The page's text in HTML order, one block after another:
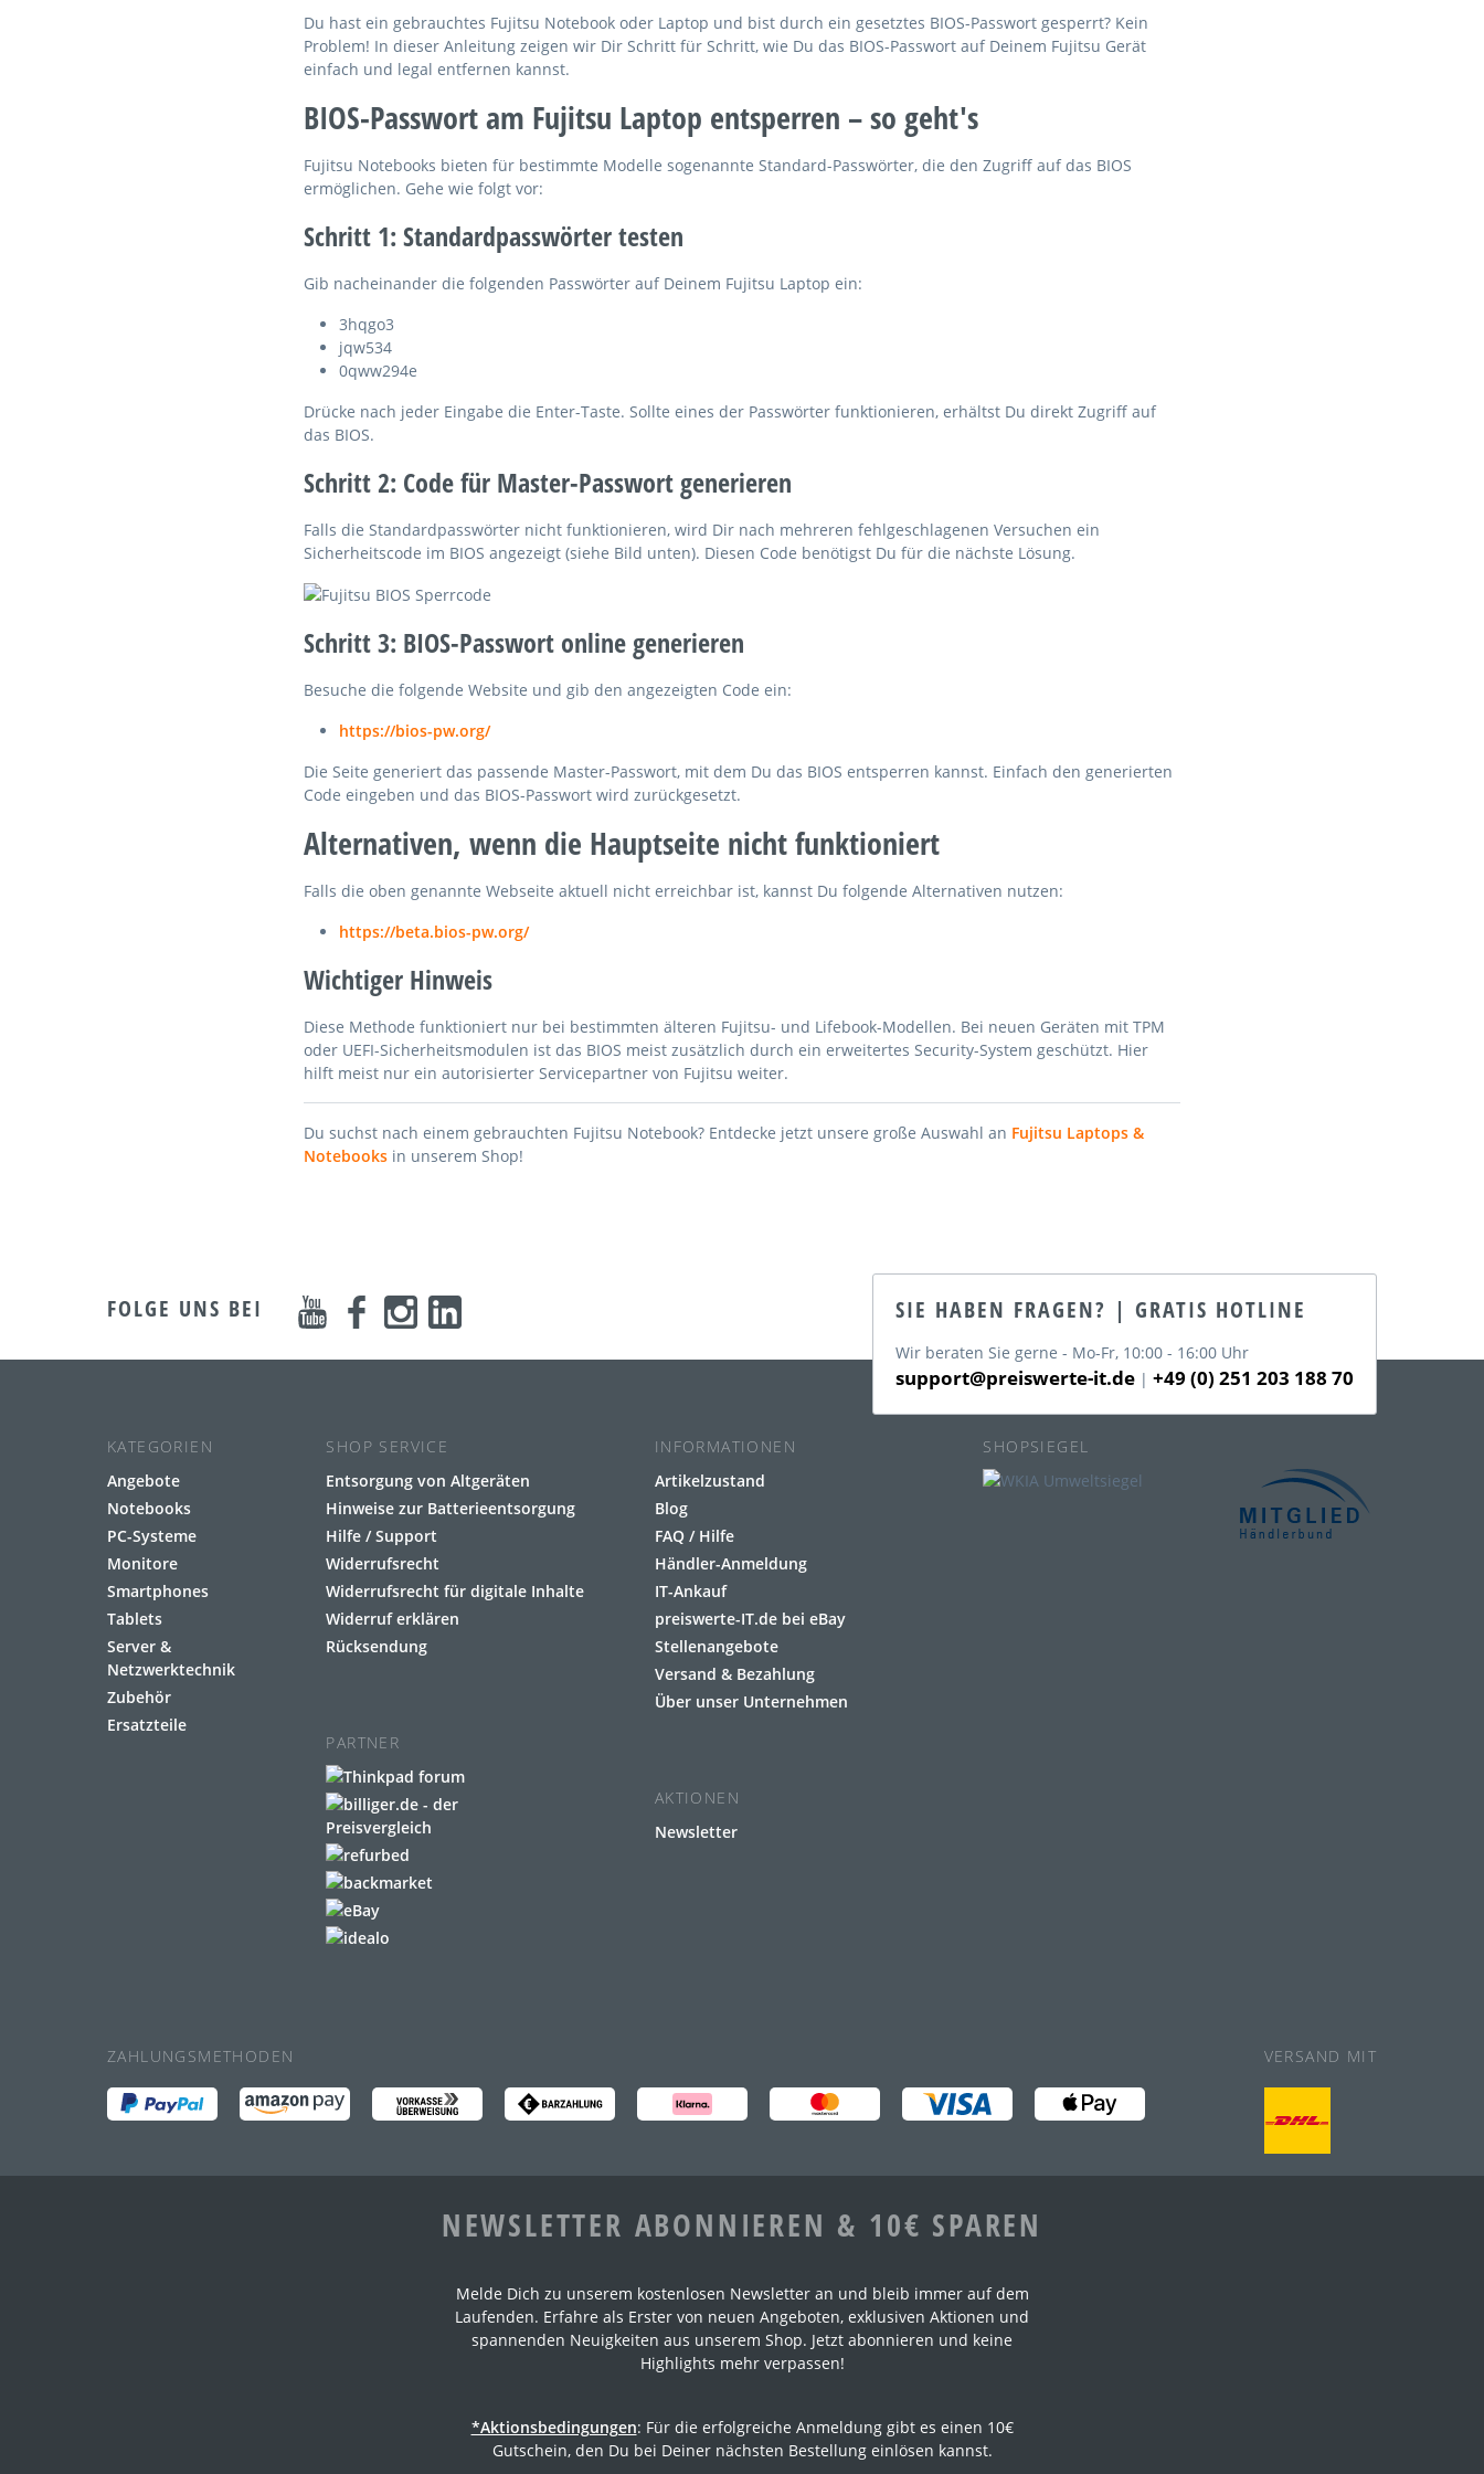
Du hast ein gebrauchtes Fujitsu Notebook oder Laptop und bist durch ein gesetztes BIOS-Passwort gesperrt? Kein
Problem! In dieser Anleitung zeigen wir Dir Schritt für Schritt, wie Du das BIOS-Passwort auf Deinem Fujitsu Gerät
einfach und legal entfernen kannst.
BIOS-Passwort am Fujitsu Laptop entsperren – so geht's
Fujitsu Notebooks bieten für bestimmte Modelle sogenannte Standard-Passwörter, die den Zugriff auf das BIOS
ermöglichen. Gehe wie folgt vor:
Schritt 1: Standardpasswörter testen
Gib nacheinander die folgenden Passwörter auf Deinem Fujitsu Laptop ein:
3hqgo3
jqw534
0qww294e
Drücke nach jeder Eingabe die Enter-Taste. Sollte eines der Passwörter funktionieren, erhältst Du direkt Zugriff auf
das BIOS.
Schritt 2: Code für Master-Passwort generieren
Falls die Standardpasswörter nicht funktionieren, wird Dir nach mehreren fehlgeschlagenen Versuchen ein
Sicherheitscode im BIOS angezeigt (siehe Bild unten). Diesen Code benötigst Du für die nächste Lösung.
Schritt 3: BIOS-Passwort online generieren
Besuche die folgende Website und gib den angezeigten Code ein:
https://bios-pw.org/
Die Seite generiert das passende Master-Passwort, mit dem Du das BIOS entsperren kannst. Einfach den generierten
Code eingeben und das BIOS-Passwort wird zurückgesetzt.
Alternativen, wenn die Hauptseite nicht funktioniert
Falls die oben genannte Webseite aktuell nicht erreichbar ist, kannst Du folgende Alternativen nutzen:
https://beta.bios-pw.org/
Wichtiger Hinweis
Diese Methode funktioniert nur bei bestimmten älteren Fujitsu- und Lifebook-Modellen. Bei neuen Geräten mit TPM
oder UEFI-Sicherheitsmodulen ist das BIOS meist zusätzlich durch ein erweitertes Security-System geschützt. Hier
hilft meist nur ein autorisierter Servicepartner von Fujitsu weiter.
Du suchst nach einem gebrauchten Fujitsu Notebook? Entdecke jetzt unsere große Auswahl an Fujitsu Laptops &
Notebooks in unserem Shop!
FOLGE UNS BEI SIE HABEN FRAGEN? | GRATIS HOTLINE
Wir beraten Sie gerne - Mo-Fr, 10:00 - 16:00 Uhr
support@preiswerte-it.de | +49 (0) 251 203 188 70
KATEGORIEN
Angebote
Notebooks
PC-Systeme
Monitore
Smartphones
Tablets
Server &
Netzwerktechnik
Zubehör
Ersatzteile
SHOP SERVICE
Entsorgung von Altgeräten
Hinweise zur Batterieentsorgung
Hilfe / Support
Widerrufsrecht
Widerrufsrecht für digitale Inhalte
Widerruf erklären
Rücksendung
PARTNER
INFORMATIONEN
Artikelzustand
Blog
FAQ / Hilfe
Händler-Anmeldung
IT-Ankauf
preiswerte-IT.de bei eBay
Stellenangebote
Versand & Bezahlung
Über unser Unternehmen
AKTIONEN
Newsletter
SHOPSIEGEL
ZAHLUNGSMETHODEN VERSAND MIT
NEWSLETTER ABONNIEREN & 10€ SPAREN
Melde Dich zu unserem kostenlosen Newsletter an und bleib immer auf dem
Laufenden. Erfahre als Erster von neuen Angeboten, exklusiven Aktionen und
spannenden Neuigkeiten aus unserem Shop. Jetzt abonnieren und keine
Highlights mehr verpassen!
*Aktionsbedingungen: Für die erfolgreiche Anmeldung gibt es einen 10€
Gutschein, den Du bei Deiner nächsten Bestellung einlösen kannst.